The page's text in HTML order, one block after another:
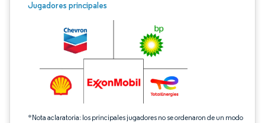
Jugadores principales
*Nota aclaratoria: los principales jugadores no se ordenaron de un modo
Imagen © Mordor Intelligence. El uso requiere atribución según CC BY 4.0.